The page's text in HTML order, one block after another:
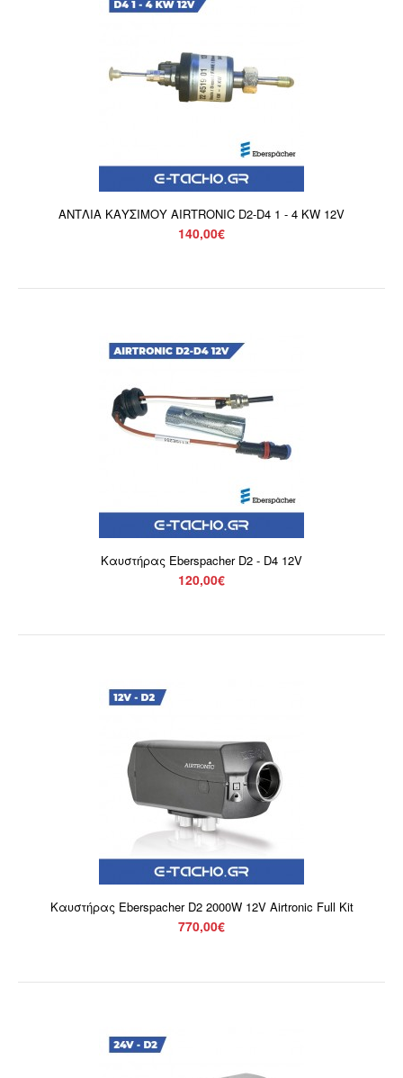
140,00€
Αντλία Eberspacher για AIRTRONIC D2 - D4 1 - 4 KW
12V. Στις τιμές δεν συμπεριλαμβάνετε ΦΠΑ 24%...
Καυστήρας Eberspacher D2 - D4 12V
120,00€
Καυστήρας Eberspacher D2 - D4 12V.*Στις τιμές δεν
ΑΝΤΛΙΑ ΚΑΥΣΙΜΟΥ AIRTRONIC D2-D4 1 - 4 KW 12V
140,00€
Καυστήρας Eberspacher D2 - D4 12V
120,00€
Καυστήρας Eberspacher D2 2000W 12V Airtronic Full Kit
770,00€